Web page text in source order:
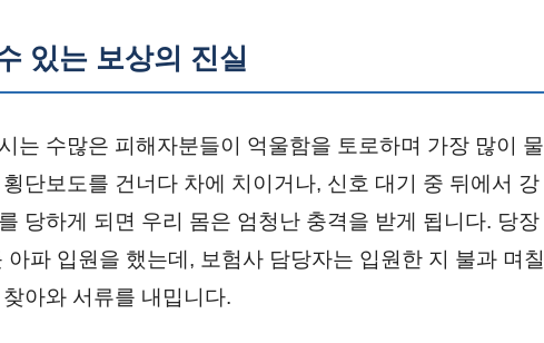
있는 보상의 진실
는 수많은 피해자분들이 억울함을 토로하며 가장 많이 물
단보도를 건너다 차에 치이거나, 신호 대기 중 뒤에서 강
당하게 되면 우리 몸은 엄청난 충격을 받게 됩니다. 당장
아파 입원을 했는데, 보험사 담당자는 입원한 지 불과 며칠
아와 서류를 내밉니다.